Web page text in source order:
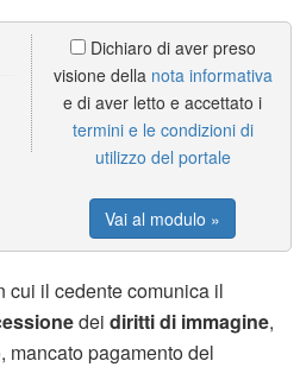
Dichiaro di aver preso
visione della nota informativa
e di aver letto e accettato i
termini e le condizioni di
utilizzo del portale
Vai al modulo »
cui il cedente comunica il
deidiritti di immagine,
mancato pagamento del